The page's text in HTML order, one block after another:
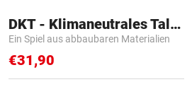
DKT - Klimaneutrales Talent
Ein Spiel aus abbaubaren Materialien
€31,90